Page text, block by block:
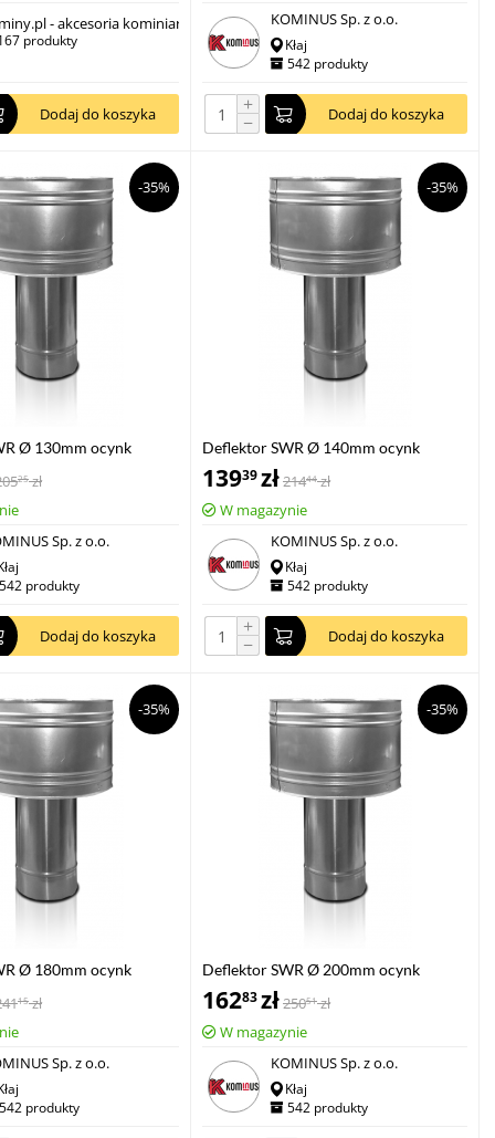
- akcesoria kominiarskie
produkty
Dodaj do koszyka
KOMINUS Sp. z o.o.
Kłaj
542 produkty
+
− Dodaj do koszyka
-35%
Ø 130mm ocynk
25 zł
Sp. z o.o.
542 produkty
Dodaj do koszyka
-35%
Deflektor SWR Ø 140mm ocynk
13939zł21444 zł
W magazynie
KOMINUS Sp. z o.o.
Kłaj
542 produkty
+
− Dodaj do koszyka
-35%
Ø 180mm ocynk
15 zł
Sp. z o.o.
542 produkty
-35%
Deflektor SWR Ø 200mm ocynk
16283zł25051 zł
W magazynie
KOMINUS Sp. z o.o.
Kłaj
542 produkty